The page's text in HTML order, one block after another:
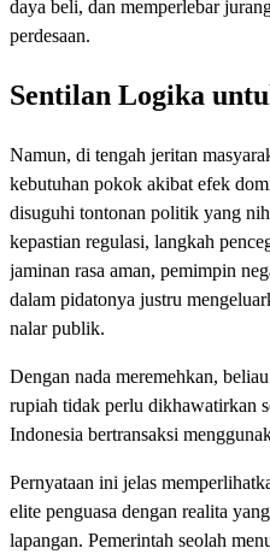
daya beli, dan memperlebar
perdesaan.
Sentilan Logika
Namun, di tengah jeritan
kebutuhan pokok akibat efek
disuguhi tontonan politik yang
kepastian regulasi, langkah
jaminan rasa aman, pemimpin
dalam pidatonya justru
nalar publik.
Dengan nada meremehkan,
rupiah tidak perlu dikhawatirkan
Indonesia bertransaksi
Pernyataan ini jelas
elite penguasa dengan realita
lapangan. Pemerintah seolah